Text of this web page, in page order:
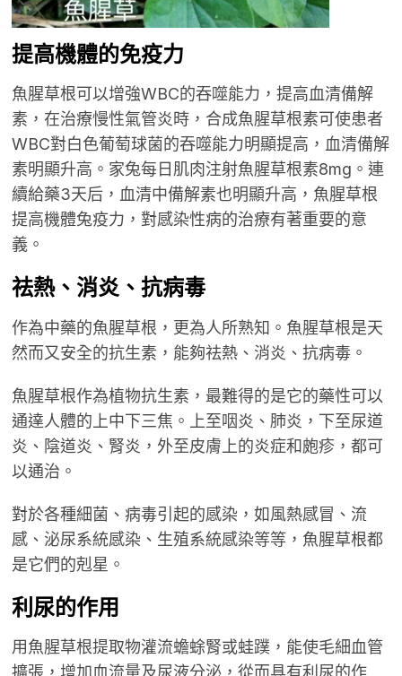
提高機體的免疫力
魚腥草根可以增強WBC的吞噬能力，提高血清備解
素，在治療慢性氣管炎時，合成魚腥草根素可使患者
WBC對白色葡萄球菌的吞噬能力明顯提高，血清備解
素明顯升高。家兔每日肌肉注射魚腥草根素8mg。連
續給藥3天后，血清中備解素也明顯升高，魚腥草根
提高機體兔疫力，對感染性病的治療有著重要的意
義。
祛熱、 消炎、抗病毒
作為中藥的魚腥草根，更為人所熟知。魚腥草根是天
然而又安全的抗生素，能夠祛熱、消炎、抗病毒。
魚腥草根作為植物抗生素，最難得的是它的藥性可以
通達人體的上中下三焦。上至咽炎、肺炎，下至尿道
炎、陰道炎、腎炎，外至皮膚上的炎症和皰疹，都可
以通治。
對於各種細菌、病毒引起的感染，如風熱感冒、流
感、泌尿系統感染、生殖系統感染等等，魚腥草根都
是它們的剋星。
利尿的作用
用魚腥草根提取物灌流蟾蜍腎或蛙蹼，能使毛細血管
擴張，增加血流量及尿液分泌，從而具有利尿的作